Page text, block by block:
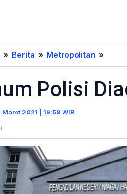
» Berita » Metropolitan »
Polisi
Diadili
Polisi
2021 | 19:58 WIB